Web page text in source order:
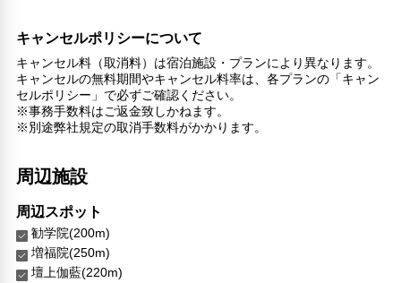
キャンセルポリシーについて
キャンセル料（取消料）は宿泊施設・プランにより異なります。
キャンセルの無料期間やキャンセル料率は、各プランの「キャン
セルポリシー」で必ずご確認ください。
※事務手数料はご返金致しかねます。
※別途弊社規定の取消手数料がかかります。
周辺施設
周辺スポット
勧学院(200m)
増福院(250m)
壇上伽藍(220m)